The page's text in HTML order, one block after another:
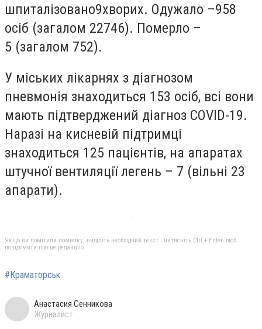
шпиталізовано9хворих. Одужало –958
осіб (загалом 22746). Померло –
5 (загалом 752).
У міських лікарнях з діагнозом
пневмонія знаходиться 153 осіб, всі вони
мають підтверджений діагноз COVID-19.
Наразі на кисневій підтримці
знаходиться 125 пацієнтів, на апаратах
штучної вентиляції легень – 7 (вільні 23
апарати).
Якщо ви помітили помилку, виділіть необхідний текст і натисніть Ctrl + Enter, щоб
повідомити про це редакцію
#Краматорськ
Анастасия Сенникова
Журналист